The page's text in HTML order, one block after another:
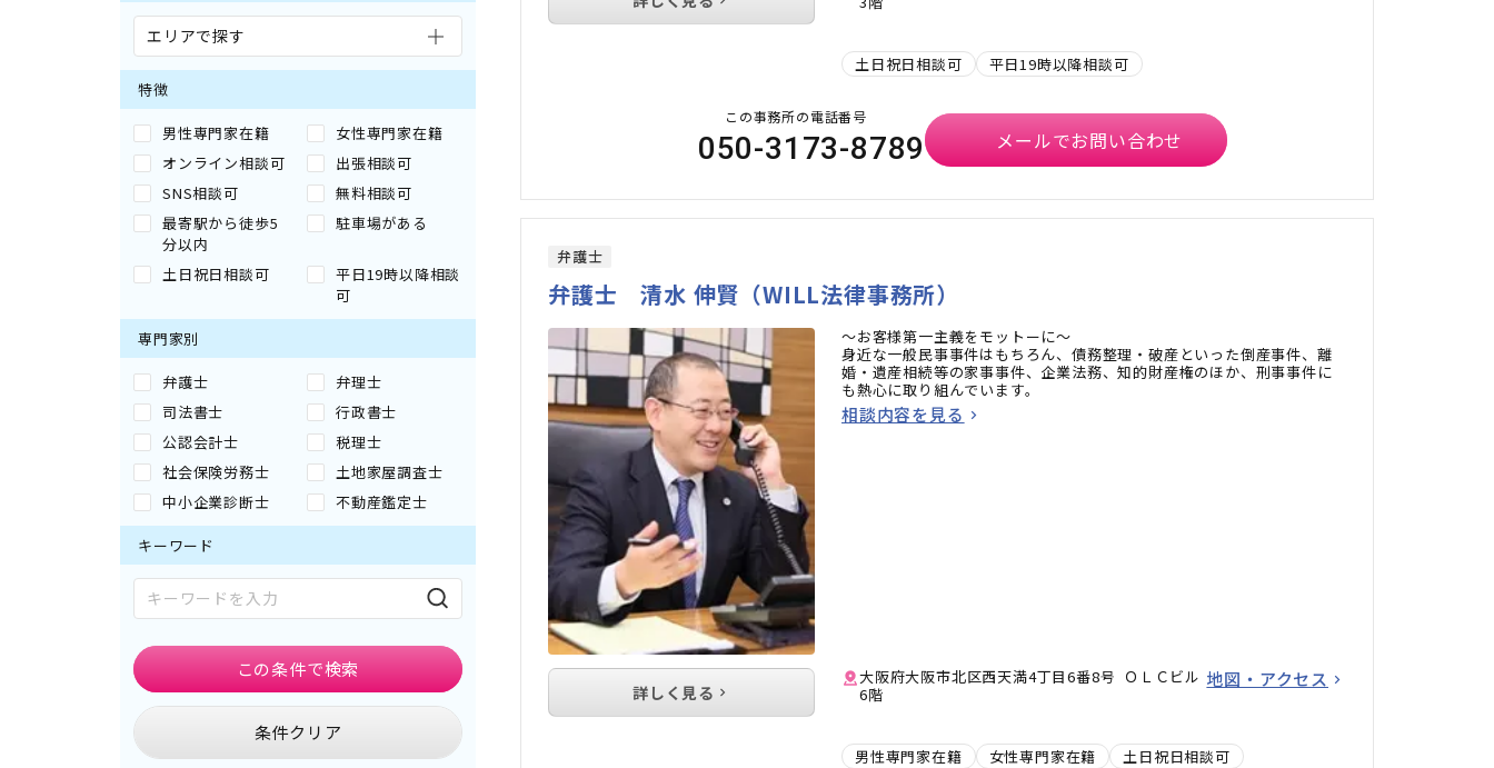
エリアで探す
特徴
男性専門家在籍
女性専門家在籍
オンライン相談可
出張相談可
SNS相談可
無料相談可
最寄駅から徒歩5
分以内
駐車場がある
土日祝日相談可
平日19時以降相談
可
専門家別
弁護士
弁理士
司法書士
行政書士
公認会計士
税理士
社会保険労務士
土地家屋調査士
中小企業診断士
不動産鑑定士
キーワード
条件クリア
この条件で検索
土日祝日相談可 平日19時以降相談可
この事務所の電話番号
050-3173-8789 メールでお問い合わせ
弁護士
弁護士 清水 伸賢（WILL法律事務所）
～お客様第一主義をモットーに～
身近な一般民事事件はもちろん、債務整理・破産といった倒産事件、離
婚・遺産相続等の家事事件、企業法務、知的財産権のほか、刑事事件に
も熱心に取り組んでいます。
相談内容を見る
大阪府大阪市北区西天満4丁目6番8号 ＯＬＣビル
6階
地図・アクセス
男性専門家在籍 女性専門家在籍
土日祝日相談可
詳しく見る